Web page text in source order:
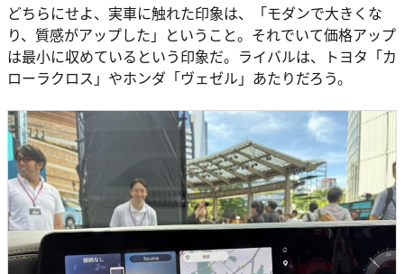
どちらにせよ、実車に触れた印象は、「モダンで大きくな
り、質感がアップした」ということ。それでいて価格アップ
は最小に収めているという印象だ。ライバルは、トヨタ「カ
ローラクロス」やホンダ「ヴェゼル」あたりだろう。